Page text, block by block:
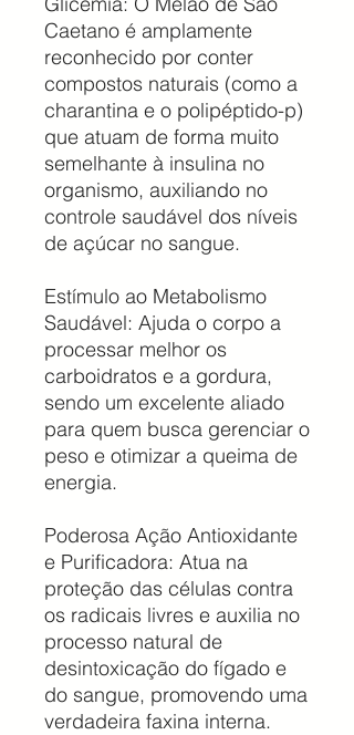
Caetano é amplamente
reconhecido por conter
compostos naturais (como a
charantina e o polipéptido-p)
que atuam de forma muito
semelhante à insulina no
organismo, auxiliando no
controle saudável dos níveis
de açúcar no sangue.
Estímulo ao Metabolismo
Saudável: Ajuda o corpo a
processar melhor os
carboidratos e a gordura,
sendo um excelente aliado
para quem busca gerenciar o
peso e otimizar a queima de
energia.
Poderosa Ação Antioxidante
e Purificadora: Atua na
proteção das células contra
os radicais livres e auxilia no
processo natural de
desintoxicação do fígado e
do sangue, promovendo uma
verdadeira faxina interna.